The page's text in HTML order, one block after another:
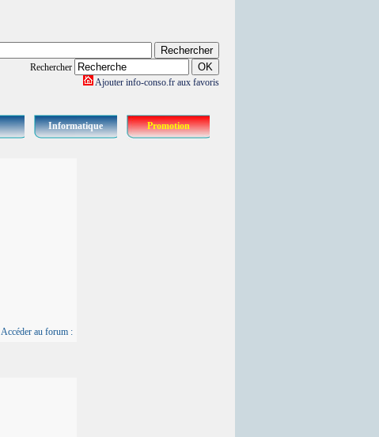
Rechercher
Ajouter info-conso.fr aux favoris
Informatique Promotion
Accéder au forum :